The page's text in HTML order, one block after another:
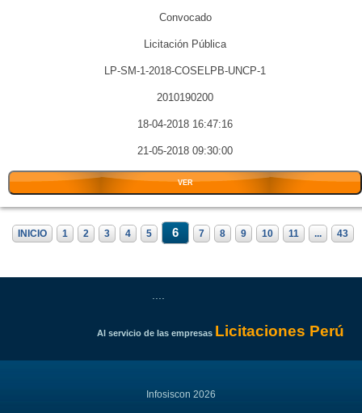
Convocado
Licitación Pública
LP-SM-1-2018-COSELPB-UNCP-1
2010190200
18-04-2018 16:47:16
21-05-2018 09:30:00
VER
INICIO 1 2 3 4 5 6 7 8 9 10 11 ... 43
Al servicio de las empresas Licitaciones Perú
Infosiscon 2026